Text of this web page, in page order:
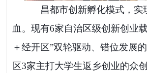
昌都市创新孵化模式，实
血。现有6家自治区级创新创业
＋经开区”双轮驱动、错位发展
区3家主打大学生返乡创业的众